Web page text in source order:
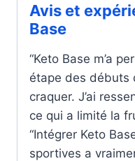
Avis et
Base
“Keto Base m’a
étape des débuts
craquer. J’ai
ce qui a limité la
“Intégrer Keto
sportives a